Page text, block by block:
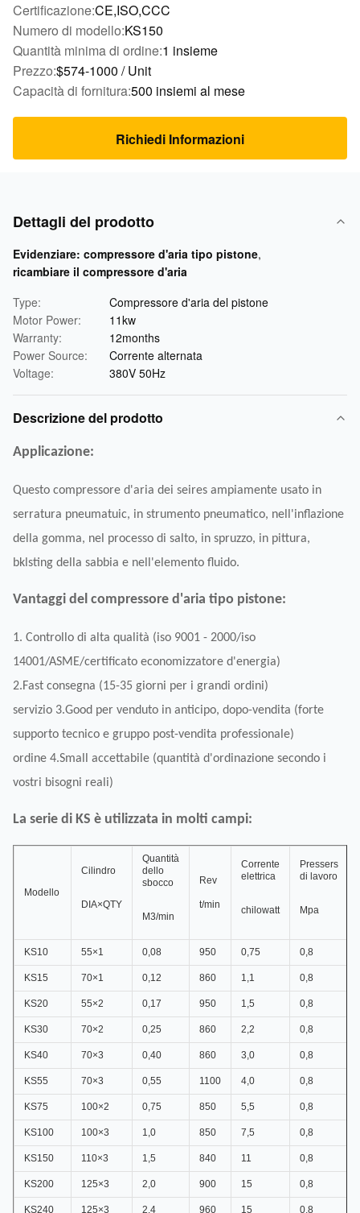
Certificazione:CE,ISO,CCC
Numero di modello:KS150
Quantità minima di ordine:1 insieme
Prezzo:$574-1000 / Unit
Capacità di fornitura:500 insiemi al mese
Richiedi Informazioni
Dettagli del prodotto
Evidenziare: compressore d'aria tipo pistone,
ricambiare il compressore d'aria
Type:
Compressore d'aria del pistone
Motor Power:
11kw
Warranty:
12months
Power Source:
Corrente alternata
Voltage:
380V 50Hz
Descrizione del prodotto
Applicazione:
Questo compressore d'aria dei seires ampiamente usato in
serratura pneumatuic, in strumento pneumatico, nell'inflazione
della gomma, nel processo di salto, in spruzzo, in pittura,
bklsting della sabbia e nell'elemento fluido.
Vantaggi del compressore d'aria tipo pistone:
1. Controllo di alta qualità (iso 9001 - 2000/iso
14001/ASME/certificato economizzatore d'energia)
2.Fast consegna (15-35 giorni per i grandi ordini)
servizio 3.Good per venduto in anticipo, dopo-vendita (forte
supporto tecnico e gruppo post-vendita professionale)
ordine 4.Small accettabile (quantità d'ordinazione secondo i
vostri bisogni reali)
La serie di KS è utilizzata in molti campi:
Modello
Cilindro
DIA×QTY
Quantità
dello
sbocco
M3/min
Rev
t/min
Corrente
elettrica
chilowatt
Pressers
di lavoro
Mpa
KS10 55×1 0,08 950 0,75 0,8
KS15 70×1 0,12 860 1,1 0,8
KS20 55×2 0,17 950 1,5 0,8
KS30 70×2 0,25 860 2,2 0,8
KS40 70×3 0,40 860 3,0 0,8
KS55 70×3 0,55 1100 4,0 0,8
KS75 100×2 0,75 850 5,5 0,8
KS100 100×3 1,0 850 7,5 0,8
KS150 110×3 1,5 840 11 0,8
KS200 125×3 2,0 900 15 0,8
KS240 125×3 2,4 960 15 0,8